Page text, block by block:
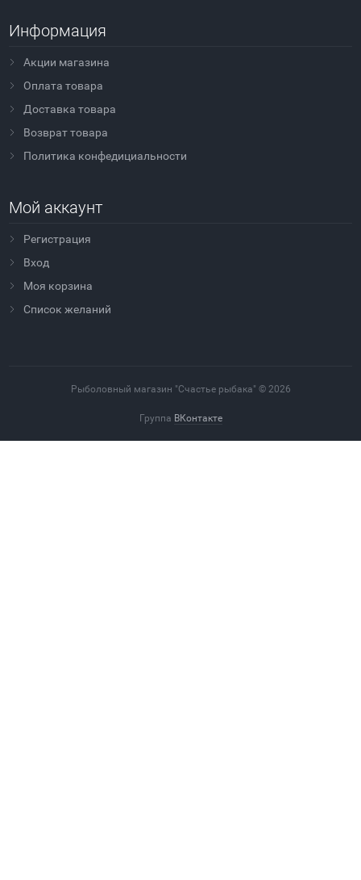
Информация
Акции магазина
Оплата товара
Доставка товара
Возврат товара
Политика конфедициальности
Мой аккаунт
Регистрация
Вход
Моя корзина
Cписок желаний
Рыболовный магазин "Счастье рыбака" © 2026
Группа ВКонтакте